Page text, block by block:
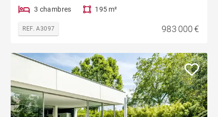
3 chambres 195 m²
REF. A3097 983 000 €